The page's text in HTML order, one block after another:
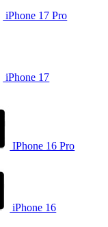
iPhone 17 Pro
iPhone 17
IPhone 16 Pro
iPhone 16